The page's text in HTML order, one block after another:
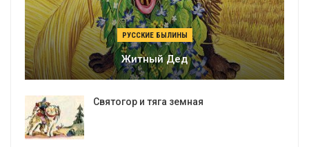
РУССКИЕ БЫЛИНЫ
Житный Дед
Святогор и тяга земная